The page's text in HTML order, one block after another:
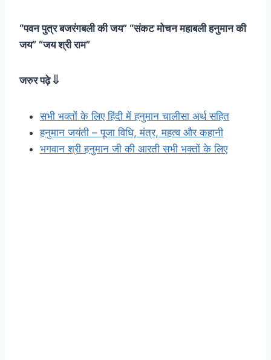
“पवन पुत्र बजरंगबली की जय” “संकट मोचन महाबली हनुमान की
जय” “जय श्री राम”
जरुर पढ़े ⇓
सभी भक्तों के लिए हिंदी में हनुमान चालीसा अर्थ सहित
हनुमान जयंती – पूजा विधि, मंत्र, महत्व और कहानी
भगवान श्री हनुमान जी की आरती सभी भक्तों के लिए